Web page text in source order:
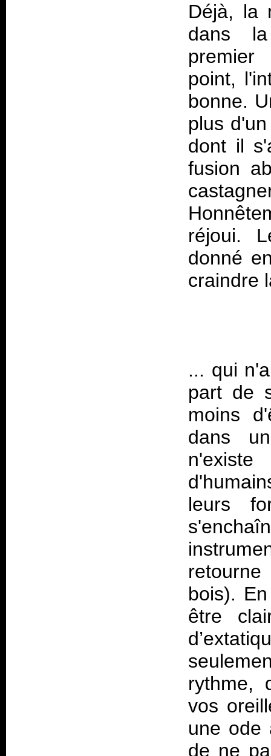
Déjà, la
dans la
premier
point,
bonne.
plus
dont il
fusion
réjoui.
donné
... qui
part de
moins
dans
leurs
bois).
être
rythme,
vos
une ode
de ne